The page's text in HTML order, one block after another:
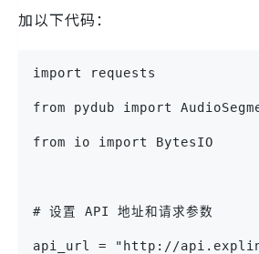
加以下代码：
import requests
from pydub import
from io import BytesIO
# 设置 API 地址和请求参数
api_url = "http://